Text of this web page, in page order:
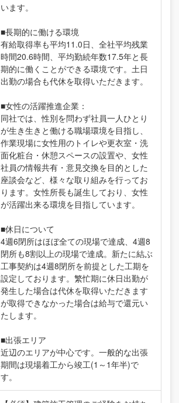
います。
■長期的に働ける環境
有給取得率も平均11.0日、全社平均残業
時間20.6時間、平均勤続年数17.5年と長
期的に働くことができる環境です。土日
出勤の場合も代休を取得いただきます。
■女性の活躍推進企業：
同社では、性別を問わず社員一人ひとり
が生き生きと働ける職場環境を目指し、
作業現場に女性用のトイレや更衣室・洗
面化粧台・休憩スペースの設置や、女性
社員の情報共有・意見交換を目的とした
座談会など、様々な取り組みを行ってお
ります。女性所長も誕生しており、女性
が活躍出来る環境を目指しています。
■休日について
4週6閉所はほぼ全ての現場で達成、4週8
閉所も8割以上の現場で達成。新たに結ぶ
工事契約は4週8閉所を前提とした工期を
設定しております。繁忙期に休日出勤が
発生した場合は代休を取得いただきます
が取得できなかった場合は給与で還元い
たします。
■出張エリア
近辺のエリアが中心です。一般的な出張
期間は現場着工から竣工(1～1年半)で
す。